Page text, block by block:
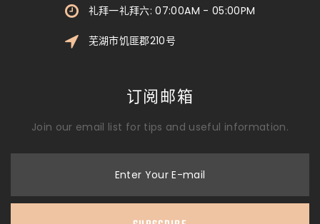
礼拜一礼拜六: 07:00AM - 05:00PM
芜湖市饥匪郡210号
订阅邮箱
Join our email list for tips and useful information.
Enter Your E-mail